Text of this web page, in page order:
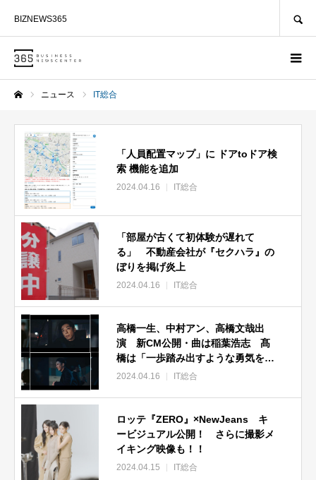
BIZNEWS365
ニュース IT総合
「人員配置マップ」に ドアtoドア検
索 機能を追加
2024.04.16 IT総合
「部屋が古くて初体験が遅れて
る」 不動産会社が『セクハラ』の
ぼりを掲げ炎上
2024.04.16 IT総合
高橋一生、中村アン、高橋文哉出
演 新CM公開・曲は稲葉浩志 髙
橋は「一歩踏み出すような勇気を与
えてくれる楽曲」
2024.04.16 IT総合
ロッテ『ZERO』×NewJeans キ
ービジュアル公開！ さらに撮影メ
イキング映像も！！
2024.04.15 IT総合